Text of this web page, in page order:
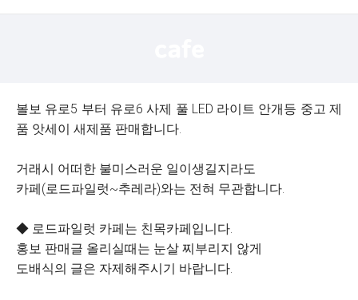
게
자
게
볼보 유로5 부터 유로6 사제 풀 LED 라이트 안개등 중고 제
품 앗세이 새제품 판매합니다.
거래시 어떠한 불미스러운 일이생길지라도
카페(로드파일럿~추레라)와는 전혀 무관합니다.
◆ 로드파일럿 카페는 친목카페입니다.
홍보 판매글 올리실때는 눈살 찌부리지 않게
도배식의 글은 자제해주시기 바랍니다.